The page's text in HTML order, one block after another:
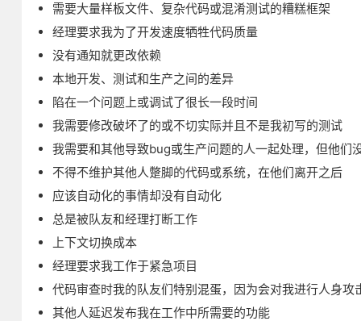
需要大量样板文件、复杂代码或混淆测试的糟糕框架
经理要求我为了开发速度牺牲代码质量
没有通知就更改依赖
本地开发、测试和生产之间的差异
陷在一个问题上或调试了很长一段时间
我需要修改破坏了的或不切实际并且不是我初写的测试
我需要和其他导致bug或生产问题的人一起处理，但他们
不得不维护其他人蹩脚的代码或系统，在他们离开之后
应该自动化的事情却没有自动化
总是被队友和经理打断工作
上下文切换成本
经理要求我工作于紧急项目
代码审查时我的队友们特别混蛋，因为会对我进行人身攻
其他人延迟发布我在工作中所需要的功能